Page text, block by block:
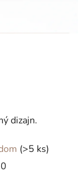
dizajn.
(>5 ks)